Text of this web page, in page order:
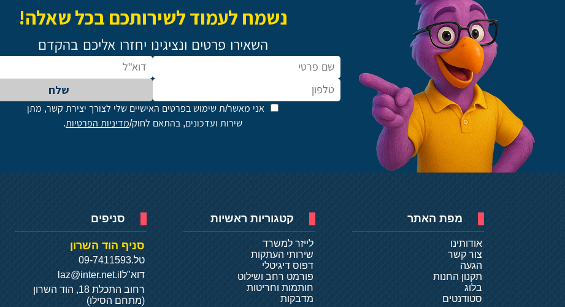
נשמח לעמוד לשירותכם בכל שאלה!
השאירו פרטים ונציגינו יחזרו אליכם בהקדם
שלח
אני מאשר/ת שימוש בפרטים האישיים שלי לצורך יצירת קשר, מתן
שירות ועדכונים, בהתאם לחוק/מדיניות הפרטיות.
מפת האתר
אודותינו
צור קשר
הגעה
תקנון החנות
בלוג
סטודנטים
קטגוריות ראשיות
לייזר למשרד
שירותי העתקות
דפוס דיגיטלי
פורמט רחב ושילוט
חותמות וחריטות
מדבקות
סניפים
סניף הוד השרון
טל.09-7411593
דוא"ל laz@inter.net.il
רחוב התכלת 18, הוד השרון
(מתחם הסילו)